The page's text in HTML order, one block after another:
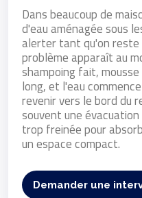
Dans beaucoup de
d'eau aménagée sous
alerter tant qu'on reste
problème apparaît au
shampoing fait,
long, et l'eau
revenir vers le bord du
souvent une
trop freinée pour
un espace compact.
Demander une